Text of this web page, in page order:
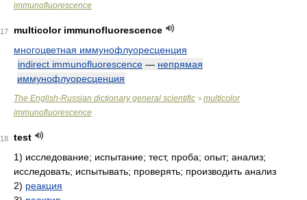
immunofluorescence
17
multicolor immunofluorescence
многоцветная иммунофлуоресценция
indirect immunofluorescence — непрямая
иммунофлуоресценция
The English-Russian dictionary general scientific > multicolor
immunofluorescence
18
test
1) исследование; испытание; тест, проба; опыт; анализ;
исследовать; испытывать; проверять; производить анализ
2) реакция